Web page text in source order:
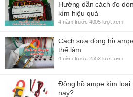
Hướng dẫn cách đo
kìm hiệu quả
4 năm trước 4005 lượt xem
Cách sửa đồng hồ
thể làm
4 năm trước 2552 lượt xem
Đồng hồ ampe kìm loại
nay?